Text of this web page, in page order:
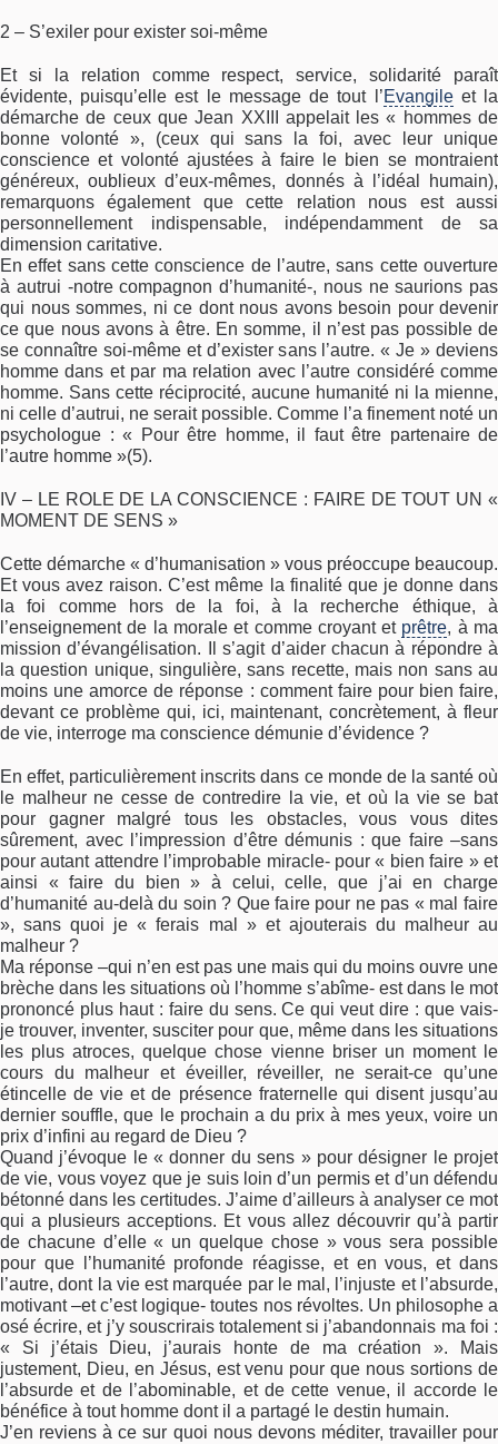
2 – S’exiler pour exister soi-même
Et si la relation comme respect, service, solidarité paraît
évidente, puisqu’elle est le message de tout l’Evangileet la
démarche de ceux que Jean XXIII appelait les « hommes de
bonne volonté », (ceux qui sans la foi, avec leur unique
conscience et volonté ajustées à faire le bien se montraient
généreux, oublieux d’eux-mêmes, donnés à l’idéal humain),
remarquons également que cette relation nous est aussi
personnellement indispensable, indépendamment de sa
dimension caritative.
En effet sans cette conscience de l’autre, sans cette ouverture
à autrui -notre compagnon d’humanité-, nous ne saurions pas
qui nous sommes, ni ce dont nous avons besoin pour devenir
ce que nous avons à être. En somme, il n’est pas possible de
se connaître soi-même et d’exister sans l’autre. « Je » deviens
homme dans et par ma relation avec l’autre considéré comme
homme. Sans cette réciprocité, aucune humanité ni la mienne,
ni celle d’autrui, ne serait possible. Comme l’a finement noté un
psychologue : « Pour être homme, il faut être partenaire de
l’autre homme »(5).
IV – LE ROLE DE LA CONSCIENCE : FAIRE DE TOUT UN «
MOMENT DE SENS »
Cette démarche « d’humanisation » vous préoccupe beaucoup.
Et vous avez raison. C’est même la finalité que je donne dans
la foi comme hors de la foi, à la recherche éthique, à
l’enseignement de la morale et comme croyant et prêtre, à ma
mission d’évangélisation. Il s’agit d’aider chacun à répondre à
la question unique, singulière, sans recette, mais non sans au
moins une amorce de réponse : comment faire pour bien faire,
devant ce problème qui, ici, maintenant, concrètement, à fleur
de vie, interroge ma conscience démunie d’évidence ?
En effet, particulièrement inscrits dans ce monde de la santé où
le malheur ne cesse de contredire la vie, et où la vie se bat
pour gagner malgré tous les obstacles, vous vous dites
sûrement, avec l’impression d’être démunis : que faire –sans
pour autant attendre l’improbable miracle- pour « bien faire » et
ainsi « faire du bien » à celui, celle, que j’ai en charge
d’humanité au-delà du soin ? Que faire pour ne pas « mal faire
», sans quoi je « ferais mal » et ajouterais du malheur au
malheur ?
Ma réponse –qui n’en est pas une mais qui du moins ouvre une
brèche dans les situations où l’homme s’abîme- est dans le mot
prononcé plus haut : faire du sens. Ce qui veut dire : que vais-
je trouver, inventer, susciter pour que, même dans les situations
les plus atroces, quelque chose vienne briser un moment le
cours du malheur et éveiller, réveiller, ne serait-ce qu’une
étincelle de vie et de présence fraternelle qui disent jusqu’au
dernier souffle, que le prochain a du prix à mes yeux, voire un
prix d’infini au regard de Dieu ?
Quand j’évoque le « donner du sens » pour désigner le projet
de vie, vous voyez que je suis loin d’un permis et d’un défendu
bétonné dans les certitudes. J’aime d’ailleurs à analyser ce mot
qui a plusieurs acceptions. Et vous allez découvrir qu’à partir
de chacune d’elle « un quelque chose » vous sera possible
pour que l’humanité profonde réagisse, et en vous, et dans
l’autre, dont la vie est marquée par le mal, l’injuste et l’absurde,
motivant –et c’est logique- toutes nos révoltes. Un philosophe a
osé écrire, et j’y souscrirais totalement si j’abandonnais ma foi :
« Si j’étais Dieu, j’aurais honte de ma création ». Mais
justement, Dieu, en Jésus, est venu pour que nous sortions de
l’absurde et de l’abominable, et de cette venue, il accorde le
bénéfice à tout homme dont il a partagé le destin humain.
J’en reviens à ce sur quoi nous devons méditer, travailler pour